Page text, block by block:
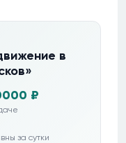
в
₽
за сутки